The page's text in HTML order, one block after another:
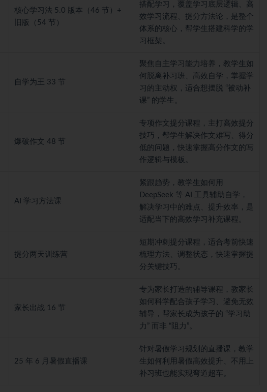
核心学习法 5.0 版本（46 节）+
旧版（54 节）
搭配学习，覆盖学习底层逻辑、高
效学习流程、提分方法论，是整个
体系的核心，帮学生搭建科学的学
习框架。
自学为王 33 节
聚焦自主学习能力培养，教学生如
何脱离补习班、高效自学，掌握学
习的主动权，适合想摆脱 “被动补
课” 的学生。
爆破作文 48 节
专项作文提分课程，主打高效提分
技巧，帮学生解决作文难写、得分
低的问题，快速掌握高分作文的写
作逻辑与模板。
AI 学习方法课
紧跟趋势，教学生如何用
DeepSeek 等 AI 工具辅助自学，
解决学习中的难点、提升效率，是
适配当下的高效学习补充课程。
提分两天训练营
短期冲刺提分课程，适合考前快速
梳理方法、调整状态，快速掌握提
分关键技巧。
家长出战 16 节
专为家长打造的辅导课程，教家长
如何科学配合孩子学习、避免无效
辅导，帮家长成为孩子的 “学习助
力” 而非 “阻力”。
25 年 6 月暑假直播课
针对暑假学习规划的直播课，教学
生如何利用暑假高效提升、不用上
补习班也能实现弯道超车。